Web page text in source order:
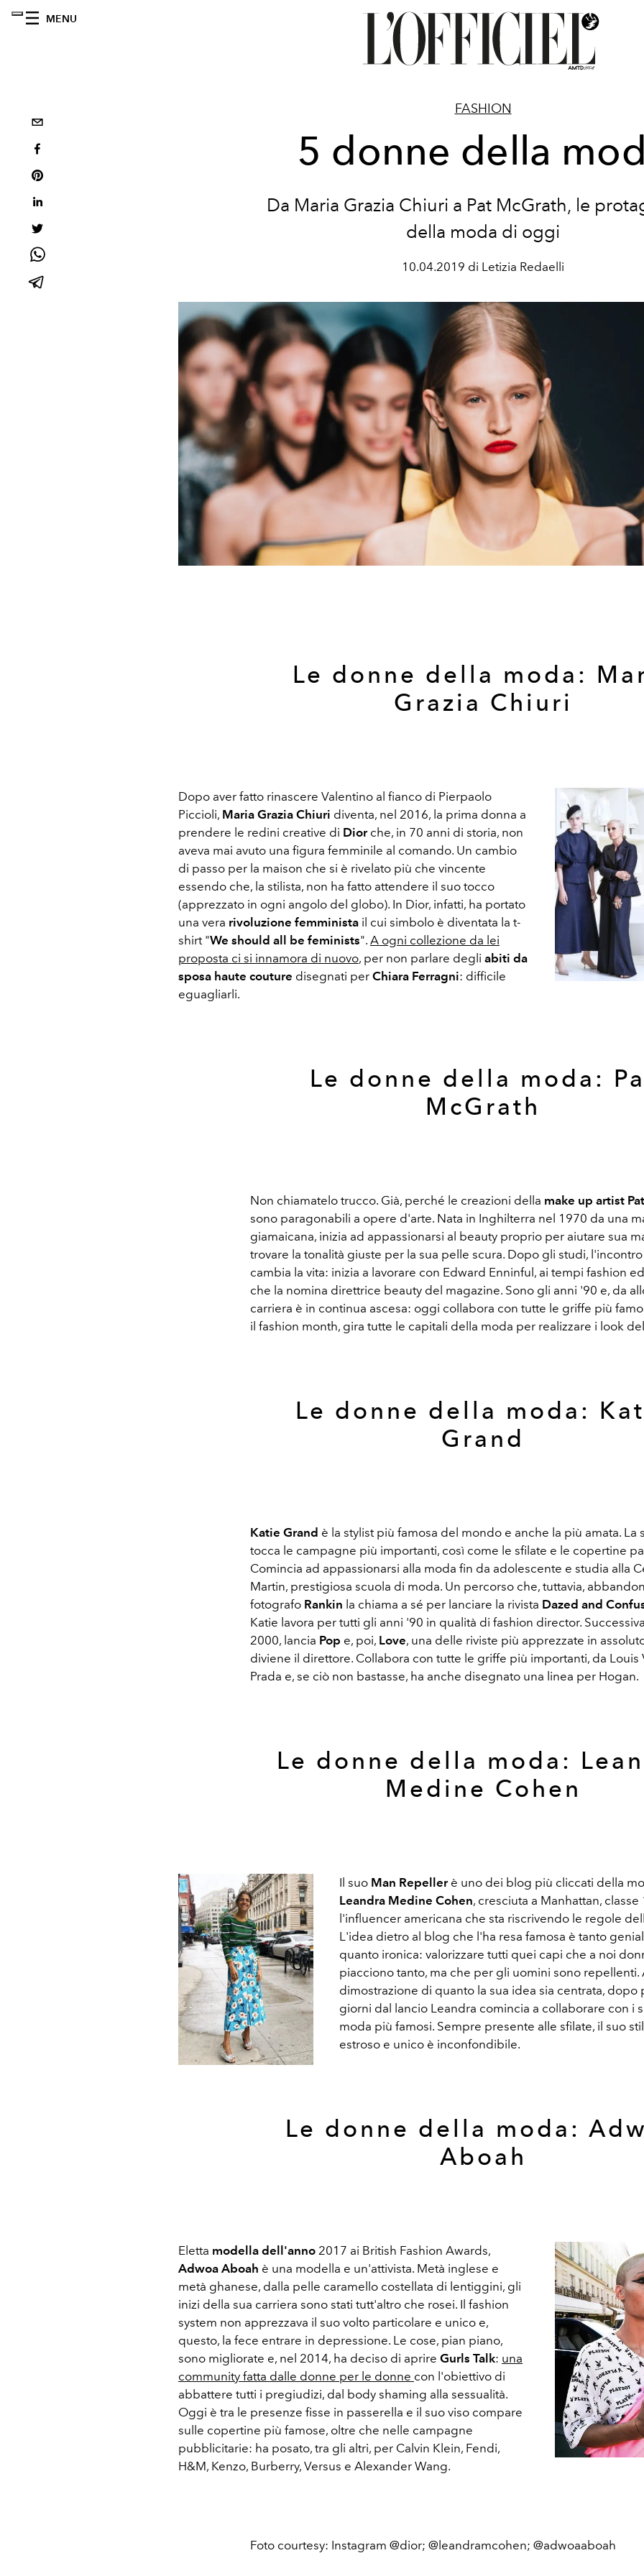
MENU
FASHION
5 donne della
Da Maria Grazia Chiuri a Pat McGrath, le
della moda di oggi
10.04.2019 di Letizia Redaelli
Le donne della moda:
Grazia Chiuri
Dopo aver fatto rinascere Valentino al fianco di Pierpaolo
Piccioli, Maria Grazia Chiuri diventa, nel 2016, la prima donna a
prendere le redini creative di Dior che, in 70 anni di storia, non
aveva mai avuto una figura femminile al comando. Un cambio
di passo per la maison che si è rivelato più che vincente
essendo che, la stilista, non ha fatto attendere il suo tocco
(apprezzato in ogni angolo del globo). In Dior, infatti, ha portato
una vera rivoluzione femminista il cui simbolo è diventata la t-
shirt "We should all be feminists". A ogni collezione da lei
proposta ci si innamora di nuovo, per non parlare degli abiti da
sposa haute couture disegnati per Chiara Ferragni: difficile
eguagliarli.
Le donne della moda:
McGrath
Non chiamatelo trucco. Già, perché le creazioni della make up artist
sono paragonabili a opere d'arte. Nata in Inghilterra nel 1970 da una
giamaicana, inizia ad appassionarsi al beauty proprio per aiutare sua
trovare la tonalità giuste per la sua pelle scura. Dopo gli studi,
cambia la vita: inizia a lavorare con Edward Enninful, ai tempi fashion
che la nomina direttrice beauty del magazine. Sono gli anni '90 e, da
carriera è in continua ascesa: oggi collabora con tutte le griffe più
il fashion month, gira tutte le capitali della moda per realizzare i look
Le donne della moda:
Grand
Katie Grand è la stylist più famosa del mondo e anche la più amata. La
tocca le campagne più importanti, così come le sfilate e le copertine
Comincia ad appassionarsi alla moda fin da adolescente e studia alla
Martin, prestigiosa scuola di moda. Un percorso che, tuttavia,
fotografo Rankin la chiama a sé per lanciare la rivista Dazed and
Katie lavora per tutti gli anni '90 in qualità di fashion director.
2000, lancia Pop e, poi, Love, una delle riviste più apprezzate in
diviene il direttore. Collabora con tutte le griffe più importanti, da Louis
Prada e, se ciò non bastasse, ha anche disegnato una linea per Hogan.
Le donne della moda:
Medine Cohen
Il suo Man Repeller è uno dei blog più cliccati della
Leandra Medine Cohen, cresciuta a Manhattan, classe
l'influencer americana che sta riscrivendo le regole
L'idea dietro al blog che l'ha resa famosa è tanto
quanto ironica: valorizzare tutti quei capi che a noi
piacciono tanto, ma che per gli uomini sono repellenti.
dimostrazione di quanto la sua idea sia centrata, dopo
giorni dal lancio Leandra comincia a collaborare con i
moda più famosi. Sempre presente alle sfilate, il suo
estroso e unico è inconfondibile.
Le donne della moda:
Aboah
Eletta modella dell'anno 2017 ai British Fashion Awards,
Adwoa Aboah è una modella e un'attivista. Metà inglese e
metà ghanese, dalla pelle caramello costellata di lentiggini, gli
inizi della sua carriera sono stati tutt'altro che rosei. Il fashion
system non apprezzava il suo volto particolare e unico e,
questo, la fece entrare in depressione. Le cose, pian piano,
sono migliorate e, nel 2014, ha deciso di aprire Gurls Talk: una
community fatta dalle donne per le donne con l'obiettivo di
abbattere tutti i pregiudizi, dal body shaming alla sessualità.
Oggi è tra le presenze fisse in passerella e il suo viso compare
sulle copertine più famose, oltre che nelle campagne
pubblicitarie: ha posato, tra gli altri, per Calvin Klein, Fendi,
H&M, Kenzo, Burberry, Versus e Alexander Wang.
Foto courtesy: Instagram @dior; @leandramcohen; @adwoaaboah